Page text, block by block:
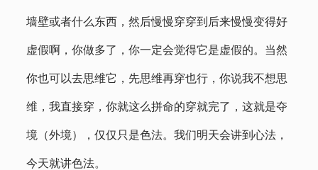
墙壁或者什么东西，然后慢慢穿穿到后来慢慢变得好
虚假啊，你做多了，你一定会觉得它是虚假的。当然
你也可以去思维它，先思维再穿也行，你说我不想思
维，我直接穿，你就这么拼命的穿就完了，这就是夺
境（外境），仅仅只是色法。我们明天会讲到心法，
今天就讲色法。